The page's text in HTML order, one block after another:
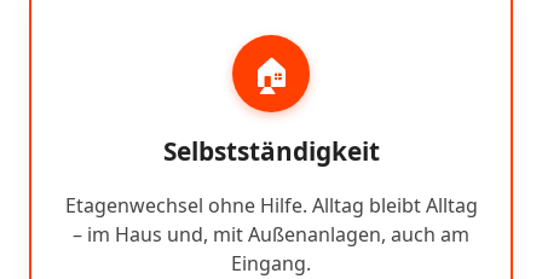
🏠
Selbstständigkeit
Etagenwechsel ohne Hilfe. Alltag bleibt Alltag
– im Haus und, mit Außenanlagen, auch am
Eingang.